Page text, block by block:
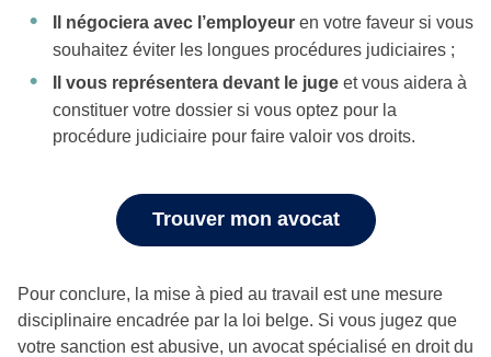
Il négociera avec l’employeur en votre faveur si vous
souhaitez éviter les longues procédures judiciaires ;
Il vous représentera devant le juge et vous aidera à
constituer votre dossier si vous optez pour la
procédure judiciaire pour faire valoir vos droits.
Trouver mon avocat
Pour conclure, la mise à pied au travail est une mesure
disciplinaire encadrée par la loi belge. Si vous jugez que
votre sanction est abusive, un avocat spécialisé en droit du